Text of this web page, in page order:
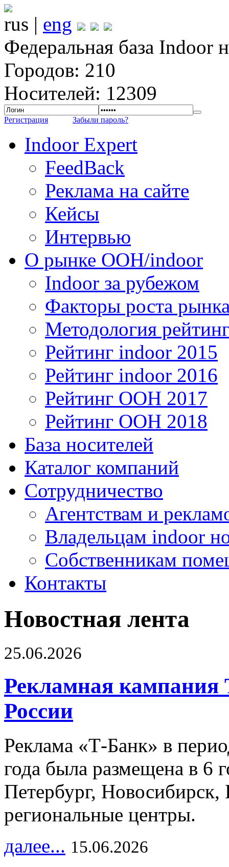
rus | eng
Федеральная база Indoor
Городов: 210
Носителей: 12309
Регистрация Забыли пароль?
Indoor Expert
FeedBack
Реклама на сайте
Кейсы
Интервью
О рынке OOH/indoor
Indoor за рубежом
Факторы роста
Методология
Рейтинг indoor 2015
Рейтинг indoor 2016
Рейтинг OOH 2017
Рейтинг OOH 2018
База носителей
Каталог компаний
Сотрудничество
Агентствам и
Владельцам indoor
Собственникам
Контакты
Новостная лента
25.06.2026
Рекламная кампания
России
Реклама «Т-Банк» в
года была размещена в 6
Петербург,
региональные центры.
далее... 15.06.2026